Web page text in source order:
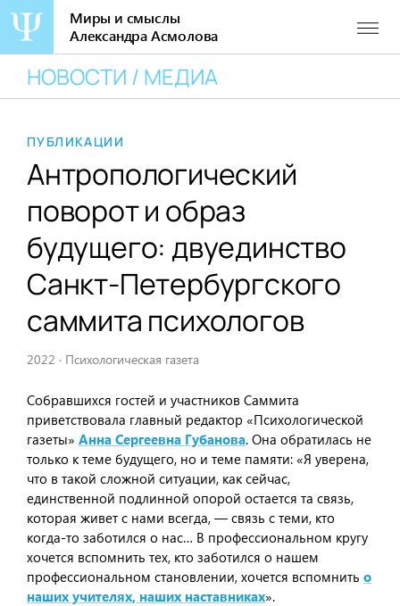
содержанию
Миры и смыслы
Александра Асмолова
НОВОСТИ / МЕДИА
ПУБЛИКАЦИИ
Антропологический
поворот и образ
будущего: двуединство
Санкт-Петербургского
саммита психологов
2022 · Психологическая газета
Собравшихся гостей и участников Саммита
приветствовала главный редактор «Психологической
газеты» Анна Сергеевна Губанова. Она обратилась не
только к теме будущего, но и теме памяти: «Я уверена,
что в такой сложной ситуации, как сейчас,
единственной подлинной опорой остается та связь,
которая живет с нами всегда, — связь с теми, кто
когда-то заботился о нас… В профессиональном кругу
хочется вспомнить тех, кто заботился о нашем
профессиональном становлении, хочется вспомнить о
наших учителях, наших наставниках».